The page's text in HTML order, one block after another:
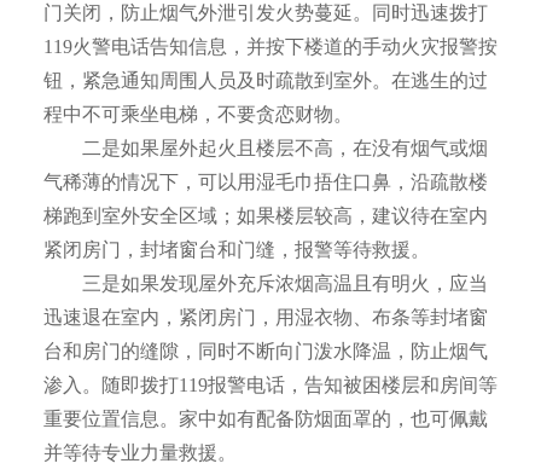
门关闭，防止烟气外泄引发火势蔓延。同时迅速拨打
119火警电话告知信息，并按下楼道的手动火灾报警按
钮，紧急通知周围人员及时疏散到室外。在逃生的过
程中不可乘坐电梯，不要贪恋财物。
二是如果屋外起火且楼层不高，在没有烟气或烟
气稀薄的情况下，可以用湿毛巾捂住口鼻，沿疏散楼
梯跑到室外安全区域；如果楼层较高，建议待在室内
紧闭房门，封堵窗台和门缝，报警等待救援。
三是如果发现屋外充斥浓烟高温且有明火，应当
迅速退在室内，紧闭房门，用湿衣物、布条等封堵窗
台和房门的缝隙，同时不断向门泼水降温，防止烟气
渗入。随即拨打119报警电话，告知被困楼层和房间等
重要位置信息。家中如有配备防烟面罩的，也可佩戴
并等待专业力量救援。